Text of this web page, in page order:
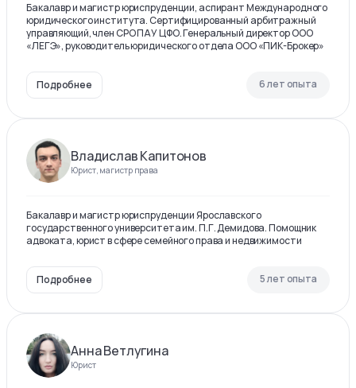
Бакалавр и магистр юриспруденции, аспирант Международного
юридического института. Сертифицированный арбитражный
управляющий, член СРО ПАУ ЦФО. Генеральный директор ООО
«ЛЕГЭ», руководитель юридического отдела ООО «ПИК-Брокер»
Подробнее 6 лет опыта
Владислав Капитонов
Юрист, магистр права
Бакалавр и магистр юриспруденции Ярославского
государственного университета им. П.Г. Демидова. Помощник
адвоката, юрист в сфере семейного права и недвижимости
Подробнее 5 лет опыта
Анна Ветлугина
Юрист